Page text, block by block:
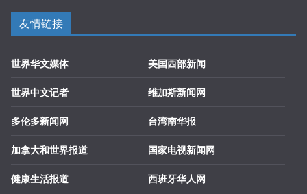
友情链接
世界华文媒体
世界中文记者
多伦多新闻网
加拿大和世界报道
健康生活报道
美国西部新闻
维加斯新闻网
台湾南华报
国家电视新闻网
西班牙华人网